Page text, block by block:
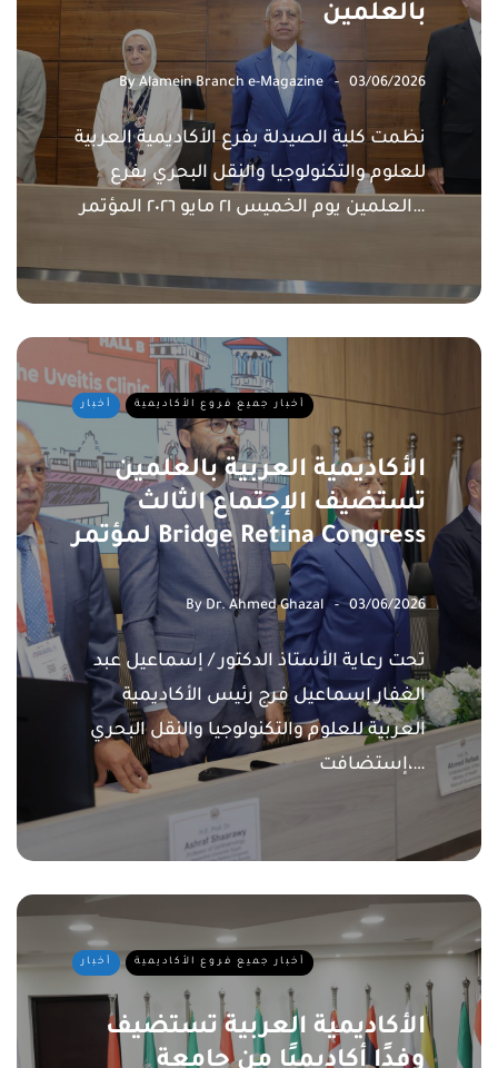
بالعلمين
ByAlamein Branch e-Magazine 03/06/2026
نظمت كلية الصيدلة بفرع الأكاديمية العربية
للعلوم والتكنولوجيا والنقل البحري بفرع
العلمين يوم الخميس ٢١ مايو ٢٠٢٦ المؤتمر…
أخبار أخبار جميع فروع الأكاديمية
الأكاديمية العربية بالعلمين
تستضيف الإجتماع الثالث
لمؤتمر Bridge Retina Congress
By Dr. Ahmed Ghazal 03/06/2026
تحت رعاية الأستاذ الدكتور / إسماعيل عبد
الغفار إسماعيل فرج رئيس الأكاديمية
العربية للعلوم والتكنولوجيا والنقل البحري
،إستضافت…
أخبار أخبار جميع فروع الأكاديمية
الأكاديمية العربية تستضيف
وفدًا أكاديميًا من جامعة